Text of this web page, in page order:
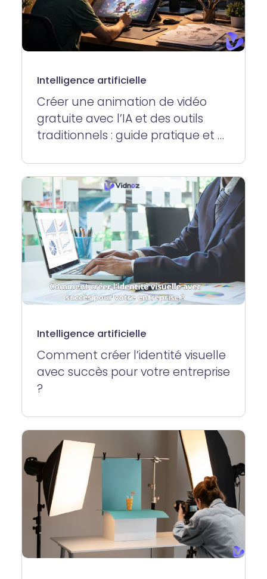
Intelligence artificielle
Créer une animation de vidéo
gratuite avec l’IA et des outils
traditionnels : guide pratique et 6
Intelligence artificielle
Comment créer l’identité visuelle
avec succès pour votre entreprise
?